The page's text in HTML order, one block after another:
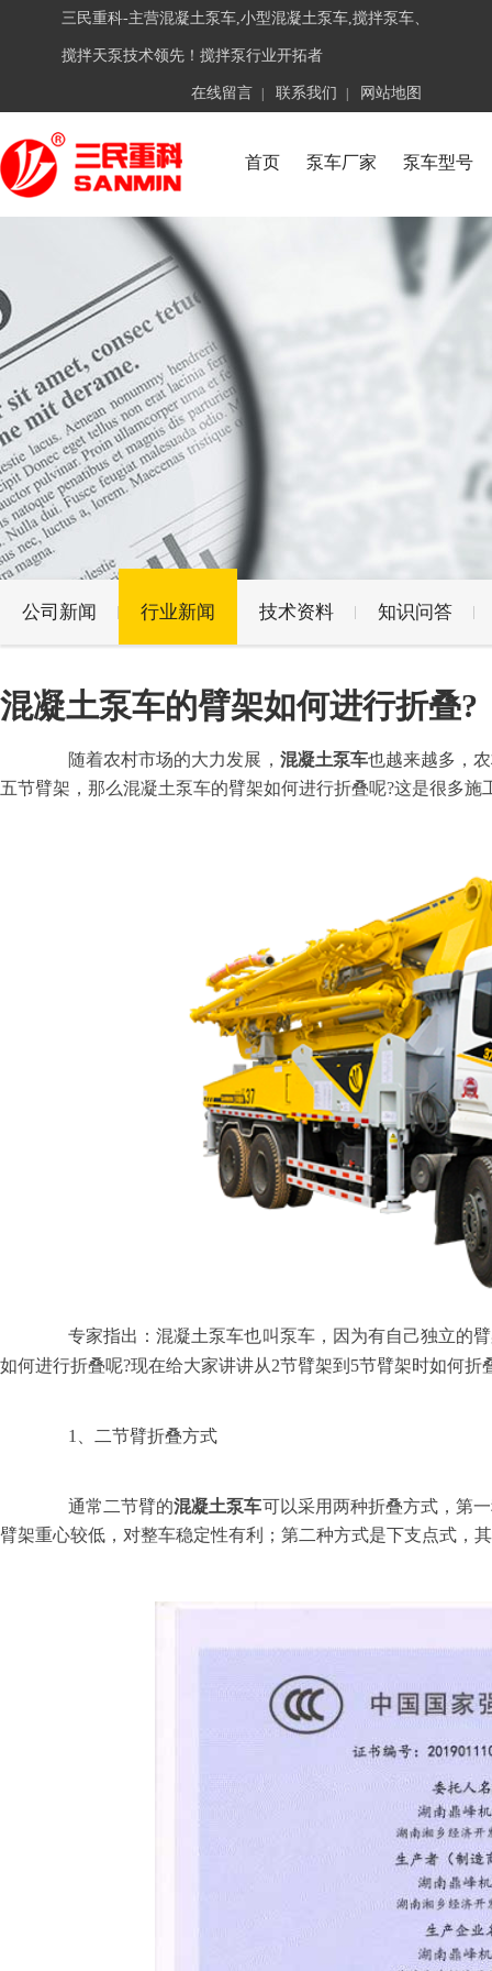
三民重科-主营混凝土泵车,小型混凝土泵车,搅拌泵车、
搅拌天泵技术领先！搅拌泵行业开拓者
在线留言 联系我们 网站地图
首页 泵车厂家 泵车型号
公司新闻 行业新闻 技术资料 知识问答
混凝土泵车的臂架如何进行折叠?
随着农村市场的大力发展， 混凝土泵车也越来越多，
五节臂架，那么混凝土泵车的臂架如何进行折叠呢?这是很多施
专家指出：混凝土泵车也叫泵车，因为有自己独立的
如何进行折叠呢?现在给大家讲讲从2节臂架到 5节臂架时如何折
1 、二节臂折叠方式
通常二节臂的混凝土泵车可以采用两种折叠方式，第
臂架重心较低，对整车稳定性有利；第二种方式是下支点式，